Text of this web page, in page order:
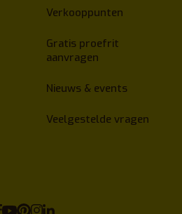
Verkooppunten
Gratis proefrit
aanvragen
Nieuws & events
Veelgestelde vragen